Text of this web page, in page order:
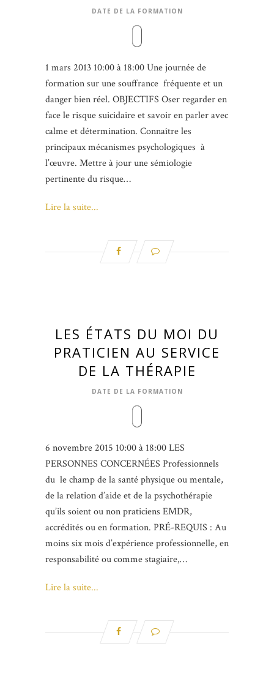
DATE DE LA FORMATION
1 mars 2013 10:00 à 18:00 Une journée de
formation sur une souffrance fréquente et un
danger bien réel. OBJECTIFS Oser regarder en
face le risque suicidaire et savoir en parler avec
calme et détermination. Connaître les
principaux mécanismes psychologiques à
l’œuvre. Mettre à jour une sémiologie
pertinente du risque…
Lire la suite...
LES ÉTATS DU MOI DU
PRATICIEN AU SERVICE
DE LA THÉRAPIE
DATE DE LA FORMATION
6 novembre 2015 10:00 à 18:00 LES
PERSONNES CONCERNÉES Professionnels
du le champ de la santé physique ou mentale,
de la relation d’aide et de la psychothérapie
qu’ils soient ou non praticiens EMDR,
accrédités ou en formation. PRÉ-REQUIS : Au
moins six mois d’expérience professionnelle, en
responsabilité ou comme stagiaire,…
Lire la suite...